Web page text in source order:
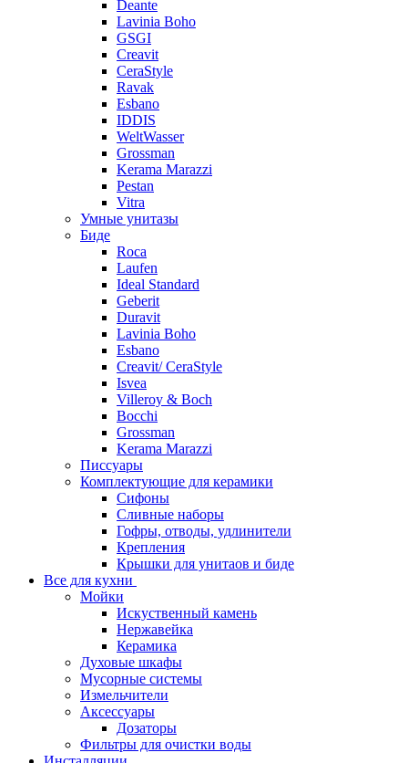
Deante
Lavinia Boho
GSGI
Creavit
CeraStyle
Ravak
Esbano
IDDIS
WeltWasser
Grossman
Kerama Marazzi
Pestan
Vitra
Умные унитазы
Биде
Roca
Laufen
Ideal Standard
Geberit
Duravit
Lavinia Boho
Esbano
Creavit/ CeraStyle
Isvea
Villeroy & Boch
Bocchi
Grossman
Kerama Marazzi
Писсуары
Комплектующие для керамики
Сифоны
Сливные наборы
Гофры, отводы, удлинители
Крепления
Крышки для унитаов и биде
Все для кухни
Мойки
Искуственный камень
Нержавейка
Керамика
Духовые шкафы
Мусорные системы
Измельчители
Аксессуары
Дозаторы
Фильтры для очистки воды